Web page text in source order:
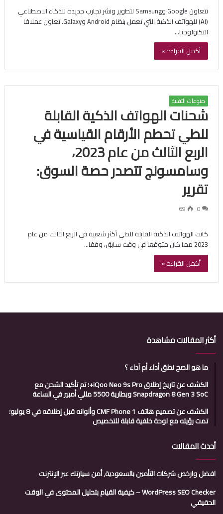
تتعاون Google وSamsung لتطوير ونشر تجارب جديدة للذكاء الاصطناعي
(AI) للهواتف الذكية التي تعمل بنظام Android وGalaxy. تعاون عملاقا
التكنولوجيا…
أكمل القراءة »
منوعات التقنية
شحنات الهواتف الذكية القابلة
للطي تحطم الأرقام القياسية في
الربع الثالث من عام 2023،
وسامسونج تتصدر حصة السوق:
تقرير
0
69
كانت الهواتف الذكية القابلة للطي أكثر شعبية في الربع الثالث من عام
2023 مما كان متوقعا في وقت سابق، وفقا…
أكمل القراءة »
أكثر المقالات مشاهدة
ما هو الصح نطق أداء أم آداء ؟
الكشف عن تاريخ إطلاق iQoo Neo 9s Pro+؛ تم تأكيد الشحن مع
Snapdragon 8 Gen 3 SoC وبطارية 5500 مللي أمبير في الساعة
الكشف عن تصميم هاتف CMF Phone 1 وألوانه قبل إطلاقه في 8 يوليو؛
تمت رؤيته مع لوحة خلفية قابلة للتخصيص
أحدث المقالات
افضل وارخص شركات التأمين بالسعودية, أمن سيارتك عبر الإنترنت
WordPress SEO Checker – كيفية القيام بتحليل المحتوى في الوقت
الحقيقي